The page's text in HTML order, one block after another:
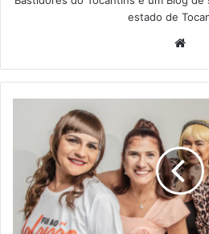
estado de
b
s
i
t
e